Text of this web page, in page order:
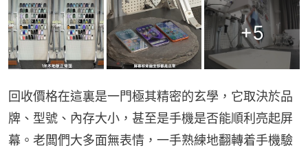
+5
回收價格在這裏是一門極其精密的玄學，它取決於品
牌、型號、內存大小，甚至是手機是否能順利亮起屏
幕。老闆們大多面無表情，一手熟練地翻轉着手機驗